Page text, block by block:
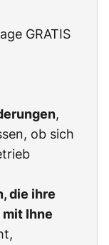
GRATIS
,
ob sich
die ihre
mit Ihne